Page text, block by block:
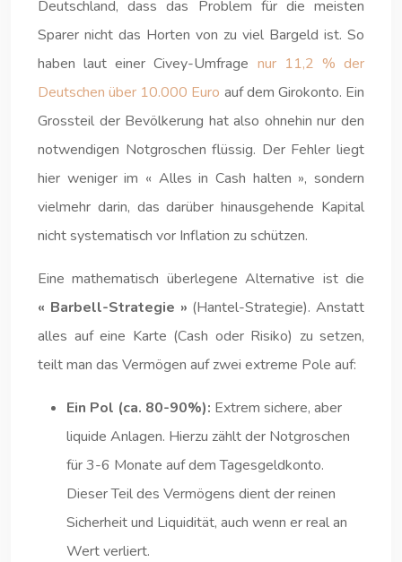
Deutschland, dass das Problem für die meisten
Sparer nicht das Horten von zu viel Bargeld ist. So
haben laut einer Civey-Umfrage nur 11,2 % der
Deutschen über 10.000 Euro auf dem Girokonto. Ein
Grossteil der Bevölkerung hat also ohnehin nur den
notwendigen Notgroschen flüssig. Der Fehler liegt
hier weniger im « Alles in Cash halten », sondern
vielmehr darin, das darüber hinausgehende Kapital
nicht systematisch vor Inflation zu schützen.
Eine mathematisch überlegene Alternative ist die
« Barbell-Strategie » (Hantel-Strategie). Anstatt
alles auf eine Karte (Cash oder Risiko) zu setzen,
teilt man das Vermögen auf zwei extreme Pole auf:
Ein Pol (ca. 80-90%): Extrem sichere, aber
liquide Anlagen. Hierzu zählt der Notgroschen
für 3-6 Monate auf dem Tagesgeldkonto.
Dieser Teil des Vermögens dient der reinen
Sicherheit und Liquidität, auch wenn er real an
Wert verliert.